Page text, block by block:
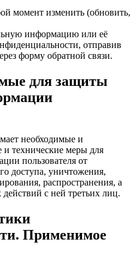
момент изменить (обновить,
информацию или её
отправив
форму обратной связи.
для защиты
необходимые и
и технические меры для
пользователя от
доступа, уничтожения,
распространения, а
с ней третьих лиц.
Применимое